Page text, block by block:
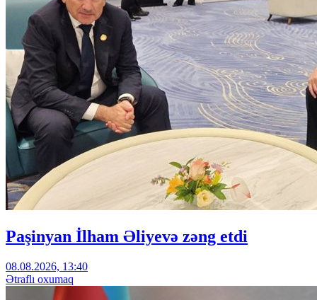
Paşinyan İlham Əliyevə zəng etdi
08.08.2026, 13:40
Ətraflı oxumaq